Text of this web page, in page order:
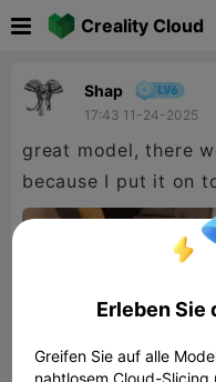
Creality Cloud
Shap
17:43 11-24-2025
great model, there
because I put it on
Erleben Sie
Greifen Sie auf alle